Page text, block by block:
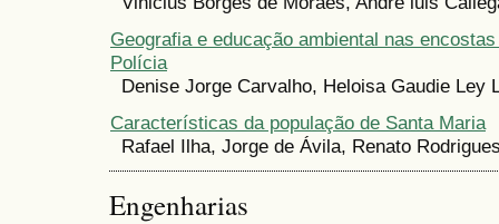
Geografia e educação ambiental nas
Polícia
Denise Jorge Carvalho, Heloisa Gaudie Ley
Características da população de Santa Maria
Rafael Ilha, Jorge de Ávila, Renato
Engenharias